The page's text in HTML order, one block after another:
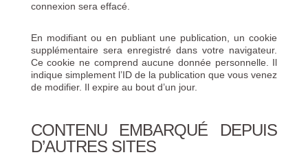
connexion sera effacé.
En modifiant ou en publiant une publication, un cookie
supplémentaire sera enregistré dans votre navigateur.
Ce cookie ne comprend aucune donnée personnelle. Il
indique simplement l’ID de la publication que vous venez
de modifier. Il expire au bout d’un jour.
CONTENU EMBARQUÉ DEPUIS
D’AUTRES SITES